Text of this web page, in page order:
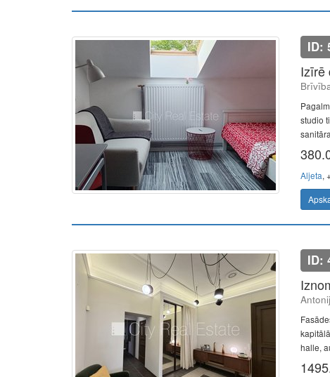
ID:
Izīrē
studio
Aljeta,
ID:
halle,